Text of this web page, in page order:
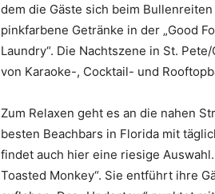
dem die Gäste sich beim
pinkfarbene Getränke in der „Good
Laundry“. Die Nachtszene in St.
von Karaoke-, Cocktail- und
Zum Relaxen geht es an die nahen
besten Beachbars in Florida mit
findet auch hier eine riesige
Toasted Monkey“. Sie entführt ihre